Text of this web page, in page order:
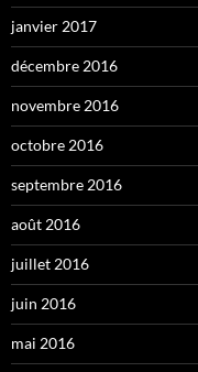
janvier 2017
décembre 2016
novembre 2016
octobre 2016
septembre 2016
août 2016
juillet 2016
juin 2016
mai 2016